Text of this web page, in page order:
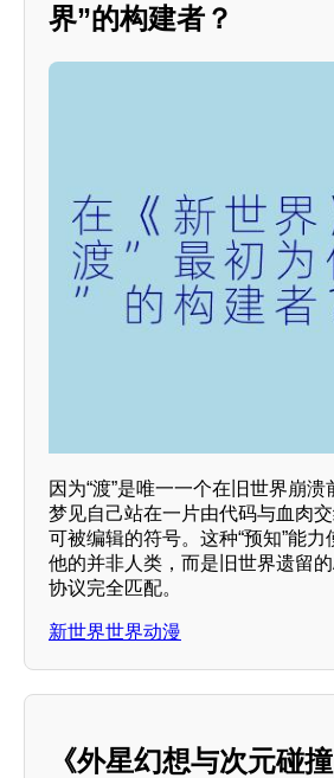
界”的构建者？
因为“渡”是唯一一个在旧世界崩
梦见自己站在一片由代码与血肉
可被编辑的符号。这种“预知”能
他的并非人类，而是旧世界遗留
协议完全匹配。
新世界世界动漫
《外星幻想与次元碰